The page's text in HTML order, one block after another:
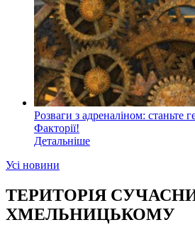
Розваги з адреналіном: станьте
Факторії!
Детальніше
Усі новини
ТЕРИТОРІЯ
ХМЕЛЬНИЦЬКОМУ